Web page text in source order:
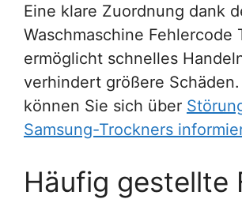
Eine klare Zuordnung dank
Waschmaschine Fehlercode
ermöglicht schnelles
verhindert größere
können Sie sich über
Samsung-Trockners
Häufig gestellte